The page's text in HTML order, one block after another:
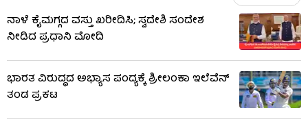
ನಾಳೆ ಕೈಮಗ್ಗದ ವಸ್ತು ಖರೀದಿಸಿ; ಸ್ವದೇಶಿ ಸಂದೇಶ
ನೀಡಿದ ಪ್ರಧಾನಿ ಮೋದಿ
ಭಾರತ ವಿರುದ್ಧದ ಅಭ್ಯಾಸ ಪಂದ್ಯಕ್ಕೆ ಶ್ರೀಲಂಕಾ ಇಲೆವೆನ್
ತಂಡ ಪ್ರಕಟ